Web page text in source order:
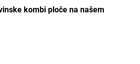
kombi ploče na našem